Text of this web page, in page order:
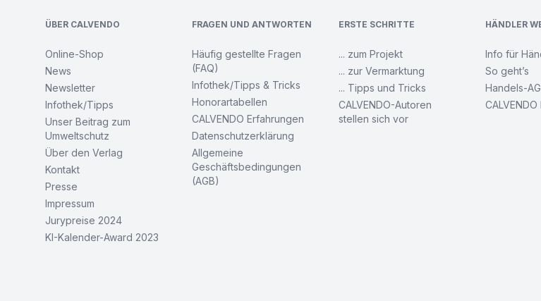
ÜBER CALVENDO
Online-Shop
News
Newsletter
Infothek/Tipps
Unser Beitrag zum
Umweltschutz
Über den Verlag
Kontakt
Presse
Impressum
Jurypreise 2024
KI-Kalender-Award 2023
FRAGEN UND ANTWORTEN
Häufig gestellte Fragen
(FAQ)
Infothek/Tipps & Tricks
Honorartabellen
CALVENDO Erfahrungen
Datenschutzerklärung
Allgemeine
Geschäftsbedingungen
(AGB)
ERSTE SCHRITTE
... zum Projekt
... zur Vermarktung
... Tipps und Tricks
CALVENDO-Autoren
stellen sich vor
HÄNDLER
Info für
So geht’s
Handels-